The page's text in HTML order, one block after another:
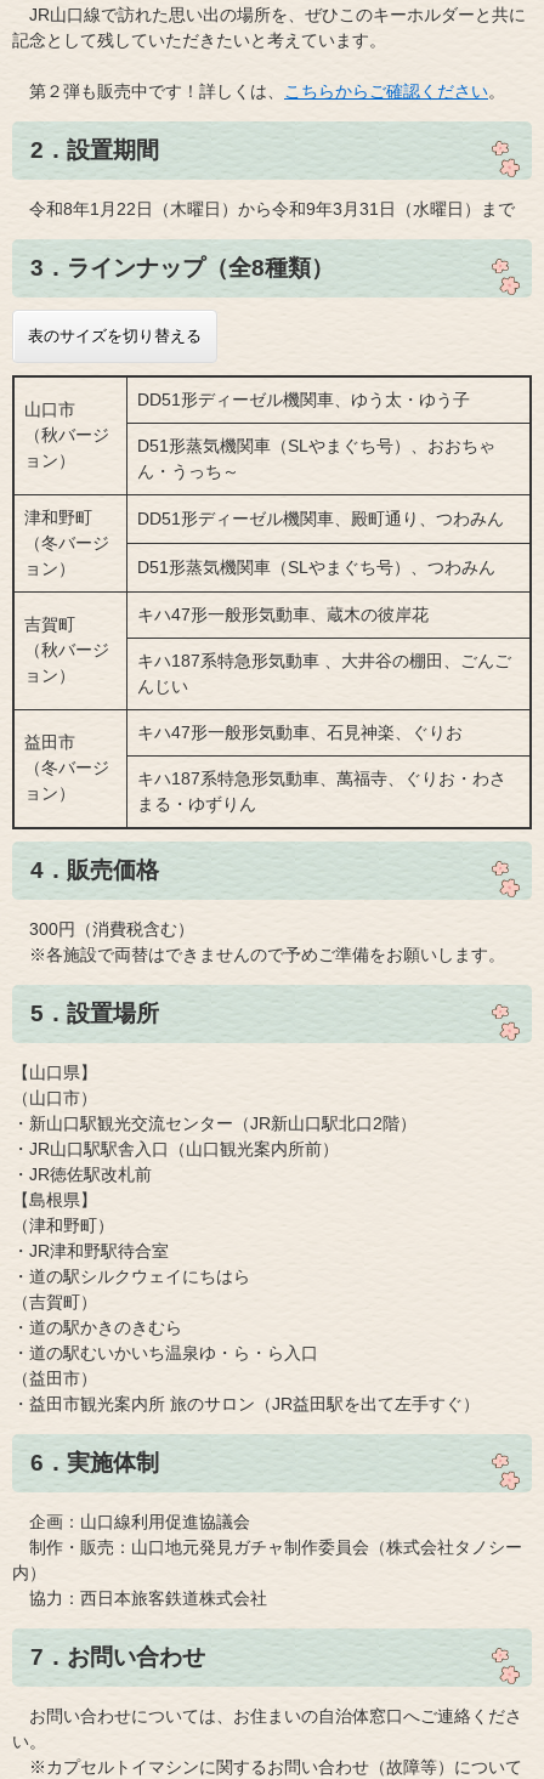
JR山口線で訪れた思い出の場所を、ぜひこのキーホルダーと共に
記念として残していただきたいと考えています。
第２弾も販売中です！詳しくは、 こちらからご確認ください。
2．設置期間
令和8年1月22日（木曜日）から令和9年3月31日（水曜日）まで
3．ラインナップ（全8種類）
表のサイズを切り替える
山口市
（秋バージ
ョン）
DD51形ディーゼル機関車、ゆう太・ゆう子
D51形蒸気機関車（SLやまぐち号）、おおちゃ
ん・うっち～
津和野町
（冬バージ
ョン）
DD51形ディーゼル機関車、殿町通り、つわみん
D51形蒸気機関車（SLやまぐち号）、つわみん
吉賀町
（秋バージ
ョン）
キハ47形一般形気動車、蔵木の彼岸花​
キハ187系特急形気動車 、大井谷の棚田​、ごんご
んじい
益田市
（冬バージ
ョン）
キハ47形一般形気動車、石見神楽、ぐりお
キハ187系特急形気動車、萬福寺、ぐりお・わさ
まる・ゆずりん
4．販売価格
300円（消費税含む）
※各施設で両替はできませんので予めご準備をお願いします。​
5．設置場所
【山口県】
（山口市）
・新山口駅観光交流センター（JR新山口駅北口2階）
・JR山口駅駅舎入口（山口観光案内所前）
・JR徳佐駅改札前
【島根県】
（津和野町）
・JR津和野駅待合室
・道の駅シルクウェイにちはら
（吉賀町）
・道の駅かきのきむら
・道の駅むいかいち温泉ゆ・ら・ら入口
（益田市）
・益田市観光案内所 旅のサロン（JR益田駅を出て左手すぐ）​
6．実施体制
​ 企画：山口線利用促進協議会
制作・販売：山口地元発見ガチャ制作委員会（株式会社タノシー
内）
協力：西日本旅客鉄道株式会社​
7．お問い合わせ
お問い合わせについては、お住まいの自治体窓口へご連絡くださ
い。
​ ※カプセルトイマシンに関するお問い合わせ（故障等）について